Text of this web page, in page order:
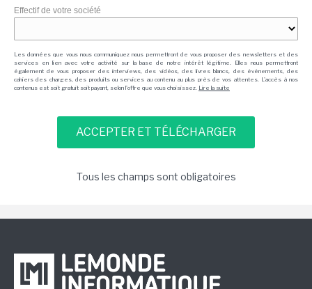
Effectif de votre société
Les données que vous nous communiquez nous permettront de vous proposer des newsletters et des
services en lien avec votre activité sur la base de notre intérêt légitime. Elles nous permettront
également de vous proposer des interviews, des vidéos, des livres blancs, des événements, des
cahiers des charges, des produits ou services au contenu au plus près de vos attentes. L'accès à nos
contenus est soit gratuit soit payant, selon l'offre que vous choisissez. Lire la suite
Tous les champs sont obligatoires